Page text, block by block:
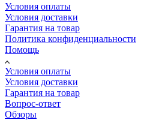
Условия оплаты
Условия доставки
Гарантия на товар
Политика конфиденциальности
Помощь
Условия оплаты
Условия доставки
Гарантия на товар
Вопрос-ответ
Обзоры